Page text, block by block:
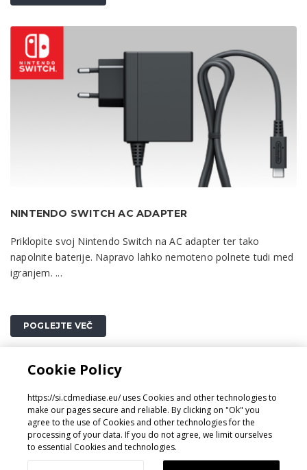
NINTENDO SWITCH AC ADAPTER
Priklopite svoj Nintendo Switch na AC adapter ter tako
napolnite baterije. Napravo lahko nemoteno polnete tudi med
igranjem. ...
POGLEJTE VEČ
Oblikoval in razvilGeeSmo - Internet Transformation
Cookie Policy
https://si.cdmediase.eu/ uses Cookies and other technologies to
make our pages secure and reliable. By clicking on "Ok" you
agree to the use of Cookies and other technologies for the
processing of your data. If you do not agree, we limit ourselves
to essential Cookies and technologies.